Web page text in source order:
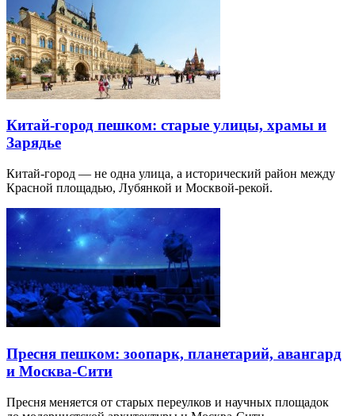
Китай-город пешком: старые улицы, храмы и
Зарядье
Китай-город — не одна улица, а исторический район между
Красной площадью, Лубянкой и Москвой-рекой.
Пресня пешком: зоопарк, планетарий, авангард
и Москва-Сити
Пресня меняется от старых переулков и научных площадок